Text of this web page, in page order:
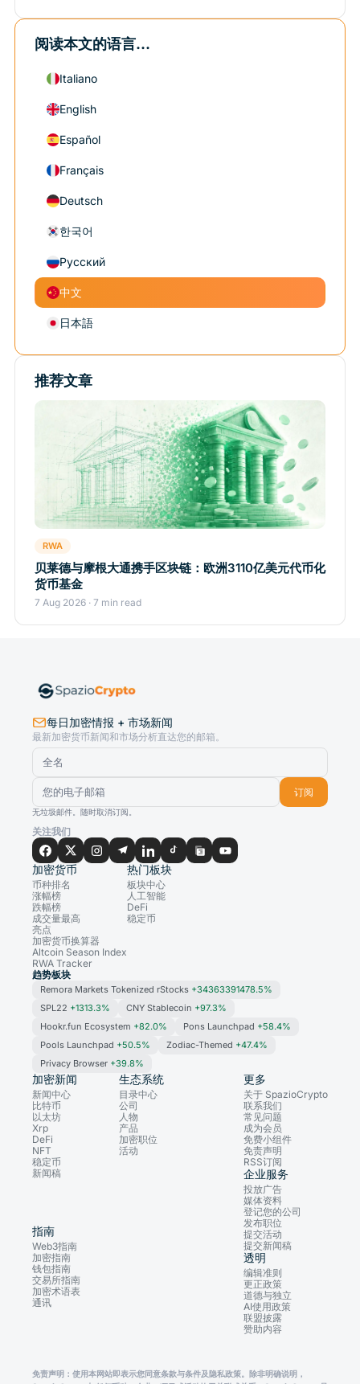
阅读本文的语言...
Italiano
English
Español
Français
Deutsch
한국어
Русский
中文
日本語
推荐文章
RWA
贝莱德与摩根大通携手区块链：欧洲3110亿美元代币化
货币基金
7 Aug 2026 · 7 min read
每日加密情报 + 市场新闻
最新加密货币新闻和市场分析直达您的邮箱。
订阅
无垃圾邮件。随时取消订阅。
关注我们
加密货币
币种排名
涨幅榜
跌幅榜
成交量最高
亮点
加密货币换算器
Altcoin Season Index
RWA Tracker
热门板块
板块中心
人工智能
DeFi
稳定币
趋势板块
Remora Markets Tokenized rStocks +34363391478.5%
SPL22 +1313.3% CNY Stablecoin +97.3%
Hookr.fun Ecosystem +82.0% Pons Launchpad +58.4%
Pools Launchpad +50.5% Zodiac-Themed +47.4%
Privacy Browser +39.8%
加密新闻
新闻中心
比特币
以太坊
Xrp
DeFi
NFT
稳定币
新闻稿
生态系统
目录中心
公司
人物
产品
加密职位
活动
指南
Web3指南
加密指南
钱包指南
交易所指南
加密术语表
通讯
更多
关于 SpazioCrypto
联系我们
常见问题
成为会员
免费小组件
免责声明
RSS订阅
企业服务
投放广告
媒体资料
登记您的公司
发布职位
提交活动
提交新闻稿
透明
编辑准则
更正政策
道德与独立
AI使用政策
联盟披露
赞助内容
免责声明：使用本网站即表示您同意条款与条件及隐私政策。除非明确说明，